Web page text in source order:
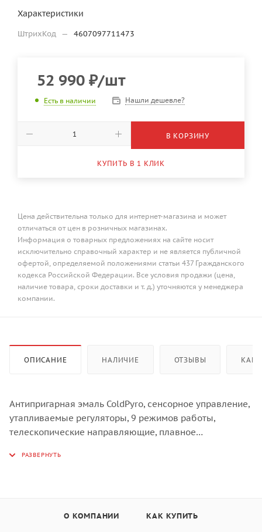
Характеристики
ШтрихКод — 4607097711473
52 990 ₽/шт
Есть в наличии Нашли дешевле?
В КОРЗИНУ
КУПИТЬ В 1 КЛИК
Цена действительна только для интернет-магазина и может
отличаться от цен в розничных магазинах.
Информация о товарных предложениях на сайте носит
исключительно справочный характер и не является публичной
офертой, определяемой положениями статьи 437 Гражданского
кодекса Российской Федерации. Все условия продажи (цена,
наличие товара, сроки доставки и т. д.) уточняются у менеджера
компании.
ОПИСАНИЕ НАЛИЧИЕ ОТЗЫВЫ КАК
Антипригарная эмаль ColdPyro, сенсорное управление,
утапливаемые регуляторы, 9 режимов работы,
телескопические направляющие, плавное
нержавеющей сталью, таймер с отложенным стартом.
О КОМПАНИИ КАК КУПИТЬ